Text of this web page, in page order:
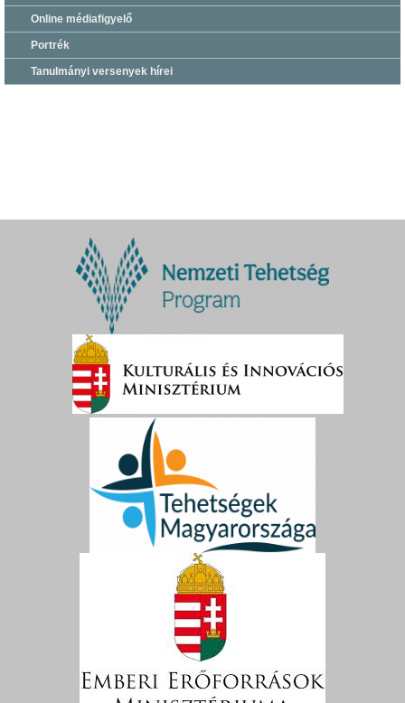
Online médiafigyelő
Portrék
Tanulmányi versenyek hírei